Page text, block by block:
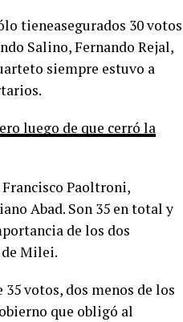
tieneasegurados 30 votos
Salino, Fernando Rejal,
siempre estuvo a
luego de que cerró la
Paoltroni,
Abad. Son 35 en total y
de los dos
Milei.
votos, dos menos de los
que obligó al